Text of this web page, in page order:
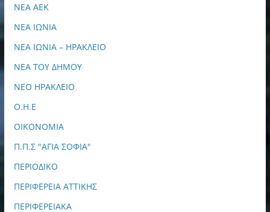
ΝΕΑ ΑΕΚ
ΝΕΑ ΙΩΝΙΑ
ΝΕΑ ΙΩΝΙΑ – ΗΡΑΚΛΕΙΟ
ΝΕΑ ΤΟΥ ΔΗΜΟΥ
ΝΕΟ ΗΡΑΚΛΕΙΟ
Ο.Η.Ε
ΟΙΚΟΝΟΜΙΑ
Π.Π.Σ "ΑΓΙΑ ΣΟΦΙΑ"
ΠΕΡΙΟΔΙΚΟ
ΠΕΡΙΦΕΡΕΙΑ ΑΤΤΙΚΗΣ
ΠΕΡΙΦΕΡΕΙΑΚΑ